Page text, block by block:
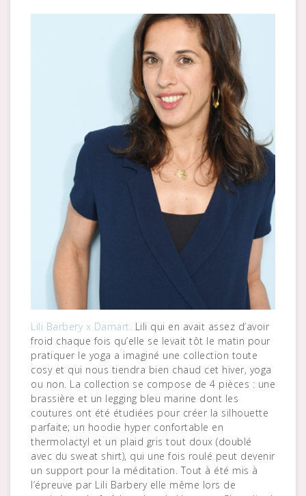
Lili Barbery x Damart. Lili qui en avait assez d’avoir
froid chaque fois qu’elle se levait tôt le matin pour
pratiquer le yoga a imaginé une collection toute
cosy et qui nous tiendra bien chaud cet hiver, yoga
ou non. La collection se compose de 4 pièces : une
brassière et un legging bleu marine dont les
coutures ont été étudiées pour créer la silhouette
parfaite; un hoodie hyper confortable en
thermolactyl et un plaid gris tout doux (doublé
avec du sweat shirt), qui une fois roulé peut devenir
un support pour la méditation. Tout à été mis à
l’épreuve par Lili Barbery elle même lors de